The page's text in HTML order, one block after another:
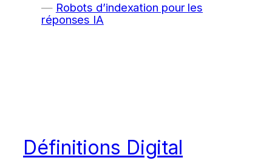
Robots d’indexation pour les
réponses IA
Définitions Digital